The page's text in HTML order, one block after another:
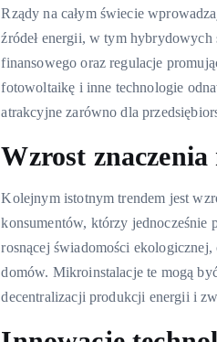
Rządy na całym świecie
źródeł energii, w tym
finansowego oraz regulacje
fotowoltaikę i inne technologie
atrakcyjne zarówno dla
Wzrost
Kolejnym istotnym trendem jest
konsumentów, którzy jednocześnie
rosnącej świadomości ekologicznej,
domów. Mikroinstalacje te mogą
decentralizacji produkcji energii i